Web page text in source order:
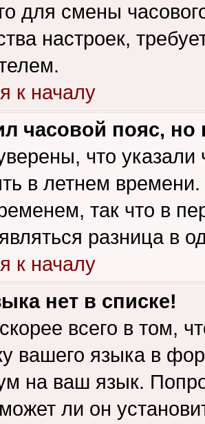
для смены
настроек,
к началу
часовой пояс,
что указали
в летнем
так что в
разница в
к началу
нет в списке!
всего в том,
вашего языка в
на ваш язык.
ли он